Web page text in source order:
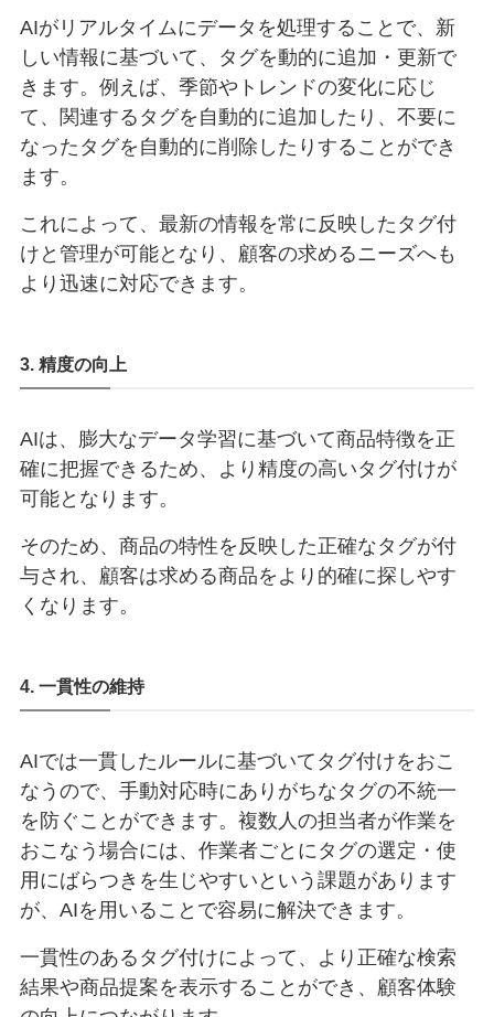
AIがリアルタイムにデータを処理することで、新
しい情報に基づいて、タグを動的に追加・更新で
きます。例えば、季節やトレンドの変化に応じ
て、関連するタグを自動的に追加したり、不要に
なったタグを自動的に削除したりすることができ
ます。
これによって、最新の情報を常に反映したタグ付
けと管理が可能となり、顧客の求めるニーズへも
より迅速に対応できます。
3. 精度の向上
AIは、膨大なデータ学習に基づいて商品特徴を正
確に把握できるため、より精度の高いタグ付けが
可能となります。
そのため、商品の特性を反映した正確なタグが付
与され、顧客は求める商品をより的確に探しやす
くなります。
4. 一貫性の維持
AIでは一貫したルールに基づいてタグ付けをおこ
なうので、手動対応時にありがちなタグの不統一
を防ぐことができます。複数人の担当者が作業を
おこなう場合には、作業者ごとにタグの選定・使
用にばらつきを生じやすいという課題があります
が、AIを用いることで容易に解決できます。
一貫性のあるタグ付けによって、より正確な検索
結果や商品提案を表示することができ、顧客体験